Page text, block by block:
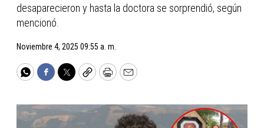
desaparecieron y hasta la doctora se sorprendió, según
mencionó.
Noviembre 4, 2025 09:55 a. m.
WhatsApp
Facebook
TwitterCopyPrintEmail